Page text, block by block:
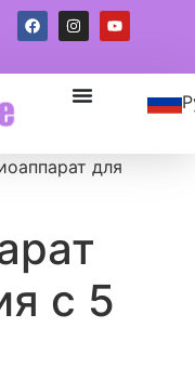
для
с 5